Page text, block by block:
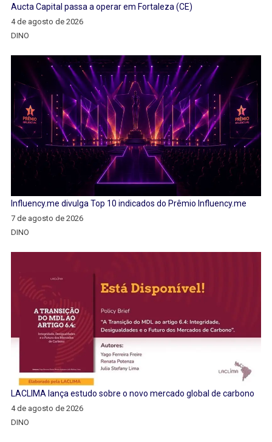
Aucta Capital passa a operar em Fortaleza (CE)
4 de agosto de 2026
DINO
Influency.me divulga Top 10 indicados do Prêmio Influency.me
7 de agosto de 2026
DINO
LACLIMA lança estudo sobre o novo mercado global de carbono
4 de agosto de 2026
DINO